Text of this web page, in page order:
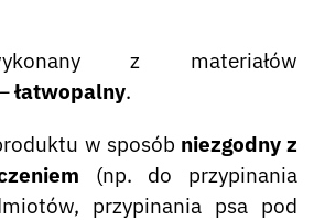
z materiałów
łatwopalny.
w sposób niezgodny z
(np. do przypinania
przypinania psa pod